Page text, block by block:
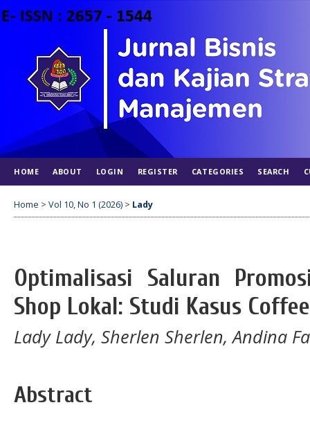
HOME ABOUT LOGIN REGISTER CATEGORIES SEARCH
Home > Vol 10, No 1 (2026) > Lady
Optimalisasi Saluran
Shop Lokal: Studi Kasus
Lady Lady, Sherlen Sherlen, Andina
Abstract